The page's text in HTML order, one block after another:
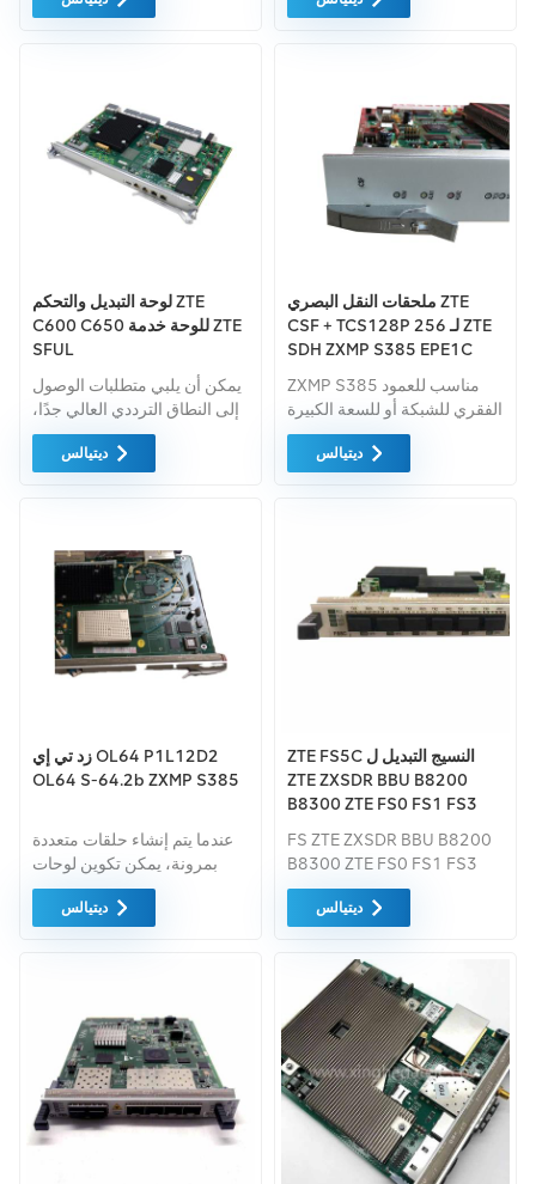
لوحة التبديل والتحكم ZTE
C600 C650 للوحة خدمة ZTE
SFUL
يمكن أن يلبي متطلبات الوصول
إلى النطاق الترددي العالي جدًا،
والفيديو الكبير، تقارب الخطوط
الثابتة والمتنقلة، وإعادة بناء
ديتيالس
ملحقات النقل البصري ZTE
CSF + TCS128P 256 لـ ZTE
SDH ZXMP S385 EPE1C
SEEU OL64 P1L1-2D2
OL4H2 OL16x4
ZXMP S385 مناسب للعمود
الفقري للشبكة أو للسعة الكبيرة
مستوى التقارب، يمكن
استخدامه كسعة متوسطة DXC،
ديتيالس
زد تي إي OL64 P1L12D2
OL64 S-64.2b ZXMP S385
عندما يتم إنشاء حلقات متعددة
بمرونة، يمكن تكوين لوحات
الخطوط بشكل عشوائي دون
زوج فتحة، ويمكن تكوين الشبكة
ديتيالس
ZTE FS5C النسيج التبديل ل
ZTE ZXSDR BBU B8200
B8300 ZTE FS0 FS1 FS3
FS ZTE ZXSDR BBU B8200
B8300 ZTE FS0 FS1 FS3
FS5 FS5C FS5B FS5A
ديتيالس